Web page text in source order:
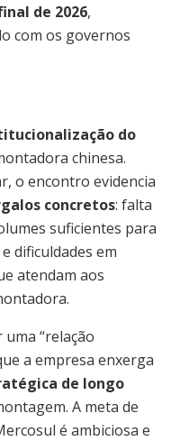
de 2026,
com os governos
do
chinesa.
o encontro evidencia
concretos: falta
suficientes para
dificuldades em
atendam aos
“relação
a empresa enxerga
de longo
A meta de
é ambiciosa e